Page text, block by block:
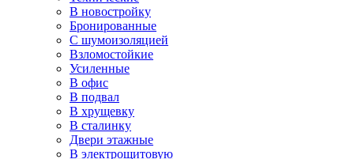
В новостройку
Бронированные
С шумоизоляцией
Взломостойкие
Усиленные
В офис
В подвал
В хрущевку
В сталинку
Двери этажные
В электрощитовую